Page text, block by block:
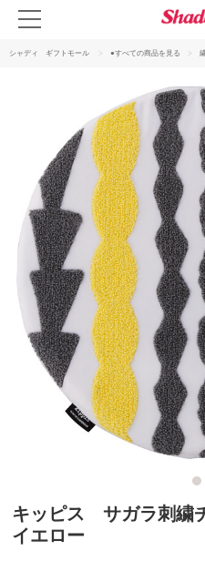
シャディ ギフトモール ●すべての商品を見る
キッピス サガラ刺繍
イエロー